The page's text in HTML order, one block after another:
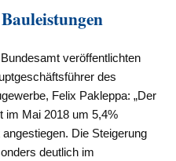
veröffentlichten
des
Felix Pakleppa: „Der
im Mai 2018 um 5,4%
Die Steigerung
deutlich im